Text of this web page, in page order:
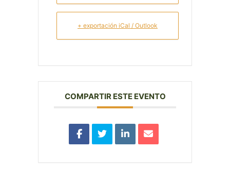
+ exportación iCal / Outlook
COMPARTIR ESTE EVENTO